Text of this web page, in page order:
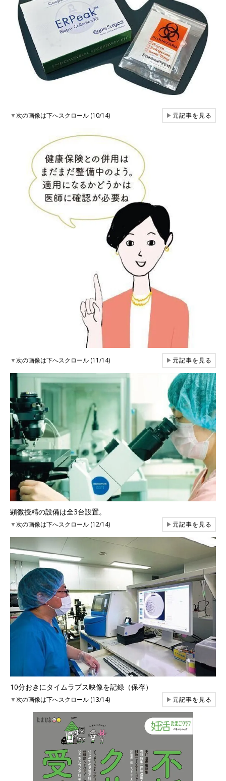
▼次の画像は下へスクロール (10/14) ▶元記事を見る
▼次の画像は下へスクロール (11/14) ▶元記事を見る
顕微授精の設備は全3台設置。
▼次の画像は下へスクロール (12/14) ▶元記事を見る
10分おきにタイムラプス映像を記録（保存）
▼次の画像は下へスクロール (13/14) ▶元記事を見る